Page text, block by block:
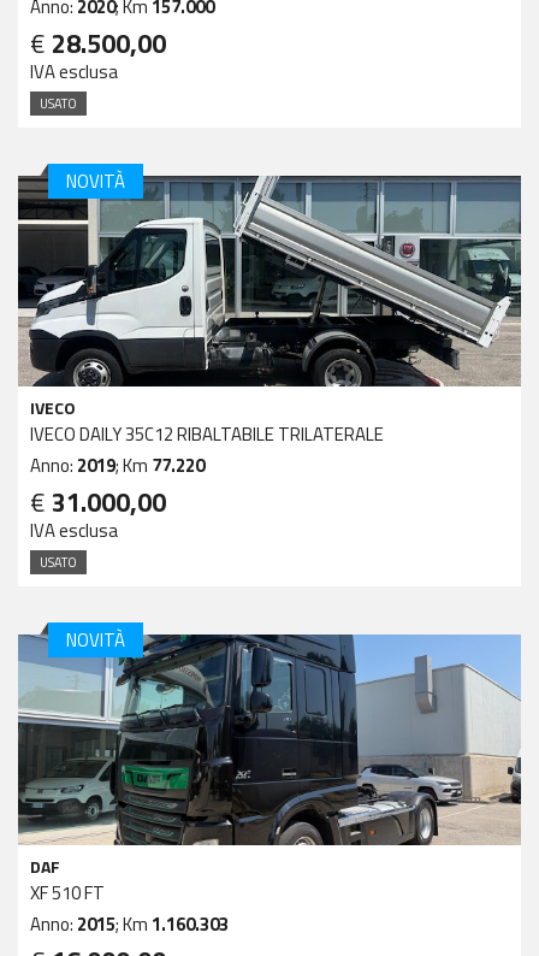
Anno: 2020; Km 157.000
€ 28.500,00
IVA esclusa
USATO
NOVITÀ
IVECO
IVECO DAILY 35C12 RIBALTABILE TRILATERALE
Anno: 2019; Km 77.220
€ 31.000,00
IVA esclusa
USATO
NOVITÀ
DAF
XF 510 FT
Anno: 2015; Km 1.160.303